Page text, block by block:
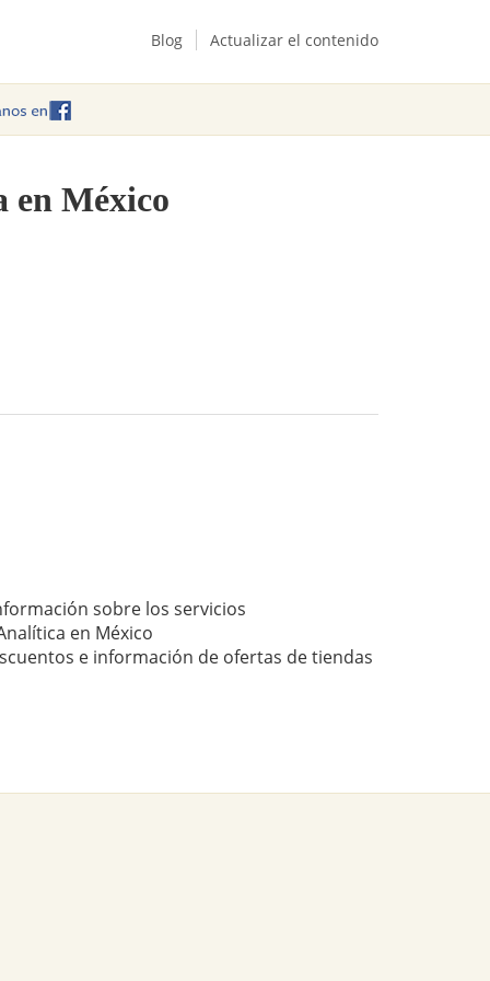
Blog Actualizar el contenido
en México
sobre los servicios
en México
e información de ofertas de tiendas